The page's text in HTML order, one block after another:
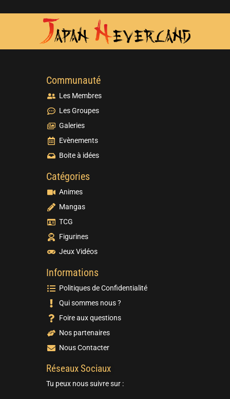
Communauté
Les Membres
Les Groupes
Galeries
Evènements
Boite à idées
Catégories
Animes
Mangas
TCG
Figurines
Jeux Vidéos
Informations
Politiques de Confidentialité
Qui sommes nous ?
Foire aux questions
Nos partenaires
Nous Contacter
Réseaux Sociaux
Tu peux nous suivre sur :